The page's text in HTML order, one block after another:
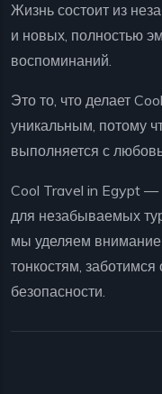
Жизнь состоит из
и новых, полностью
воспоминаний.
Это то, что делает
уникальным, потому
выполняется с
Cool Travel in Egypt —
для незабываемых
мы уделяем
тонкостям,
безопасности.